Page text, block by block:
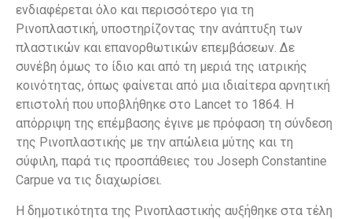
ενδιαφέρεται όλο και περισσότερο για τη
Ρινοπλαστική, υποστηρίζοντας την ανάπτυξη των
πλαστικών και επανορθωτικών επεμβάσεων. Δε
συνέβη όμως το ίδιο και από τη μεριά της ιατρικής
κοινότητας, όπως φαίνεται από μια ιδιαίτερα αρνητική
επιστολή που υποβλήθηκε στο Lancet το 1864. Η
απόρριψη της επέμβασης έγινε με πρόφαση τη σύνδεση
της Ρινοπλαστικής με την απώλεια μύτης και τη
σύφιλη, παρά τις προσπάθειες του Joseph Constantine
Carpue να τις διαχωρίσει.
Η δημοτικότητα της Ρινοπλαστικής αυξήθηκε στα τέλη